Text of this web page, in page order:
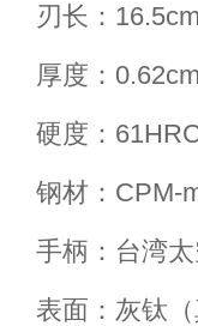
刃长：16.5cm
厚度：0.62cm
硬度：
钢材：CPM-
手柄：台湾
表面：灰钛（